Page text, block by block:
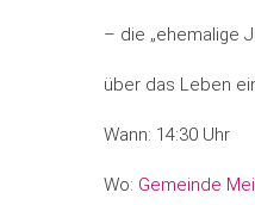
– die „ehemalige
über das Leben
Wann: 14:30 Uhr
Wo: Gemeinde